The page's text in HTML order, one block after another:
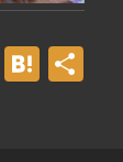
TumblrHatena